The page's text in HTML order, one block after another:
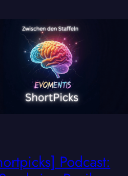
Podcast: